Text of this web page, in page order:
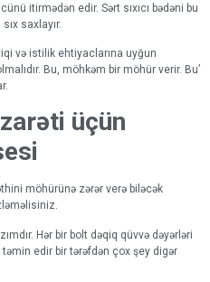
itirmədən edir. Sərt sıxıcı bədəni bu
saxlayır.
və istilik ehtiyaclarına uyğun
Bu, möhkəm bir möhür verir. Bu’
üçün
möhürünə zərər verə biləcək
Hər bir bolt dəqiq qüvvə dəyərləri
təmin edir bir tərəfdən çox şey digər